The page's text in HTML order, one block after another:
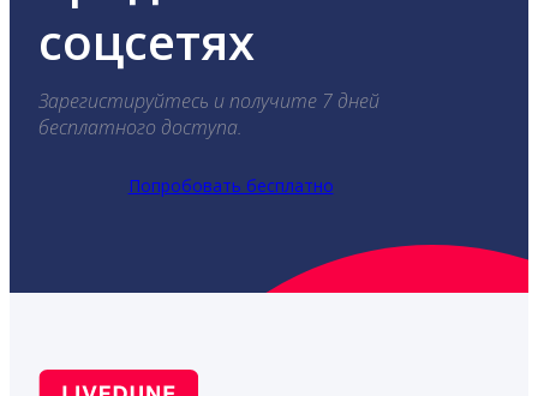
соцсетях
Зарегистируйтесь и получите 7 дней
бесплатного доступа.
Попробовать бесплатно